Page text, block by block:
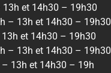
13h et 14h30 – 19h30
– 13h et 14h30 – 19h30
et 14h30 – 19h30
– 13h et 14h30 – 19h30
– 13h et 14h30 – 19h